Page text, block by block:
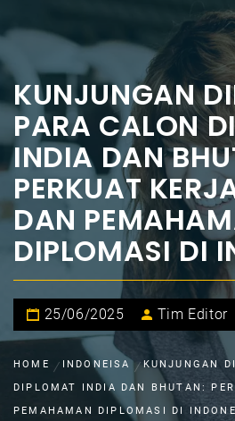
KUNJUNGAN
PARA CALON
INDIA DAN
PERKUAT
DAN
DIPLOMASI DI
25/06/2025 Tim Editor
HOME INDONEISA
KUNJUNGAN
DIPLOMAT INDIA DAN BHUTAN:
PEMAHAMAN DIPLOMASI DI